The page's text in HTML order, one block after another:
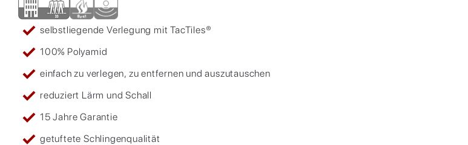
selbstliegende Verlegung mit TacTiles®
100% Polyamid
einfach zu verlegen, zu entfernen und auszutauschen
reduziert Lärm und Schall
15 Jahre Garantie
getuftete Schlingenqualität